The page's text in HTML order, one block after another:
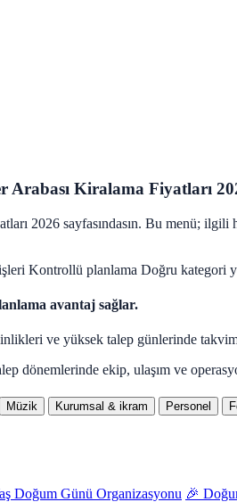
Arabası Kiralama Fiyatları
2026 sayfasındasın. Bu menü; ilgili
Kontrollü planlama Doğru kategori
avantaj sağlar.
ve yüksek talep günlerinde
dönemlerinde ekip, ulaşım ve
Müzik Kurumsal & ikram Personel
Doğum Günü Organizasyonu 🎉